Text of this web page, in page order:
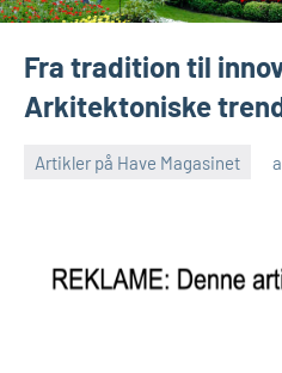
Fra tradition til
Arkitektoniske
Artikler på Have Magasinet